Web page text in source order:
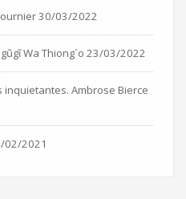
30/03/2022
Wa Thiong´o 23/03/2022
inquietantes. Ambrose Bierce
02/2021